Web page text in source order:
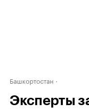
Башкортостан
Эксперты